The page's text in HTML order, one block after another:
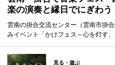
楽の演奏と縁日でにぎわう
雲南の掛合交流センター（雲南市掛
みイベント「かけフェス～心を灯す
見る・遊ぶ